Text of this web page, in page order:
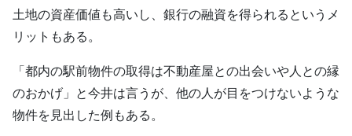
土地の資産価値も高いし、銀行の融資を得られるというメ
リットもある。
「都内の駅前物件の取得は不動産屋との出会いや人との縁
のおかげ」と今井は言うが、他の人が目をつけないような
物件を見出した例もある。